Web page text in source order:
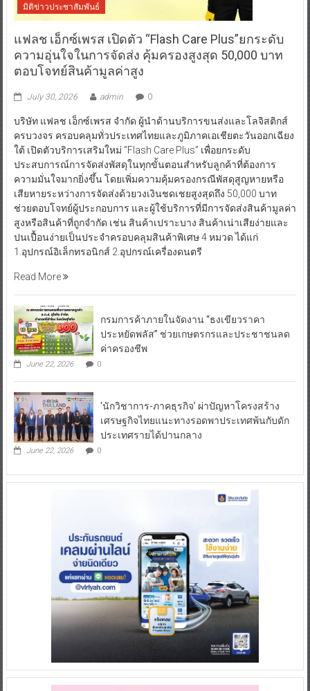
มิติข่าวประชาสัมพันธ์
แฟลช เอ็กซ์เพรส เปิดตัว “Flash Care Plus”ยกระดับ
ความอุ่นใจในการจัดส่ง คุ้มครองสูงสุด 50,000 บาท
ตอบโจทย์สินค้ามูลค่าสูง
July 30, 2026 admin 0
บริษัท แฟลช เอ็กซ์เพรส จำกัด ผู้นำด้านบริการขนส่งและโลจิสติกส์
ครบวงจร ครอบคลุมทั่วประเทศไทยและภูมิภาคเอเชียตะวันออกเฉียง
ใต้ เปิดตัวบริการเสริมใหม่ “Flash Care Plus” เพื่อยกระดับ
ประสบการณ์การจัดส่งพัสดุในทุกขั้นตอนสำหรับลูกค้าที่ต้องการ
ความมั่นใจมากยิ่งขึ้น โดยเพิ่มความคุ้มครองกรณีพัสดุสูญหายหรือ
เสียหายระหว่างการจัดส่งด้วยวงเงินชดเชยสูงสุดถึง 50,000 บาท
ช่วยตอบโจทย์ผู้ประกอบการ และผู้ใช้บริการที่มีการจัดส่งสินค้ามูลค่า
สูงหรือสินค้าที่ถูกจำกัด เช่น สินค้าเปราะบาง สินค้าเน่าเสียง่ายและ
ปนเปื้อนง่ายเป็นประจำครอบคลุมสินค้าพิเศษ 4 หมวด ได้แก่
1.อุปกรณ์อิเล็กทรอนิกส์ 2.อุปกรณ์เครื่องดนตรี
Read More
กรมการค้าภายในจัดงาน “ธงเขียวราคา
ประหยัดพลัส” ช่วยเกษตรกรและประชาชนลด
ค่าครองชีพ
June 22, 2026 0
‘นักวิชาการ-ภาคธุรกิจ’ ผ่าปัญหาโครงสร้าง
เศรษฐกิจไทยแนะทางรอดพาประเทศพ้นกับดัก
ประเทศรายได้ปานกลาง
June 22, 2026 0